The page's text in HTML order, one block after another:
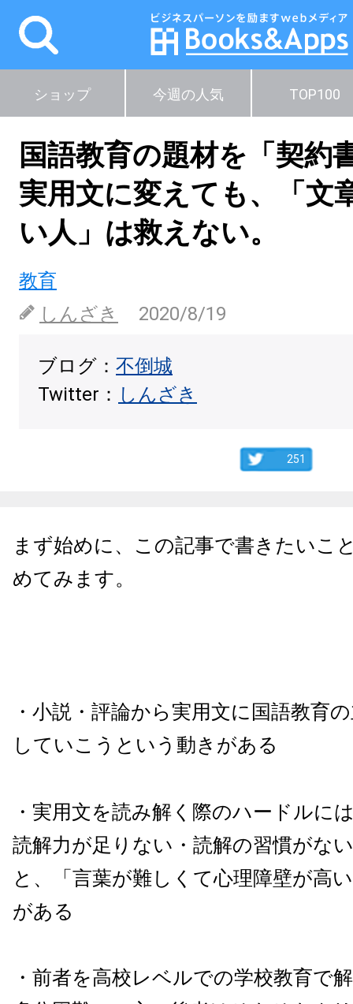
ショップ 今週の人気 TOP100
国語教育の題材を「契約
実用文に変えても、「文
い人」は救えない。
教育
しんざき
2020/8/19
ブログ： 不倒城
Twitter： しんざき
251
まず始めに、この記事で書きたいこ
めてみます。
・小説・評論から実用文に国語教育
していこうという動きがある
・実用文を読み解く際のハードルに
読解力が足りない・読解の習慣がな
と、「言葉が難しくて心理障壁が高
がある
・前者を高校レベルでの学校教育で